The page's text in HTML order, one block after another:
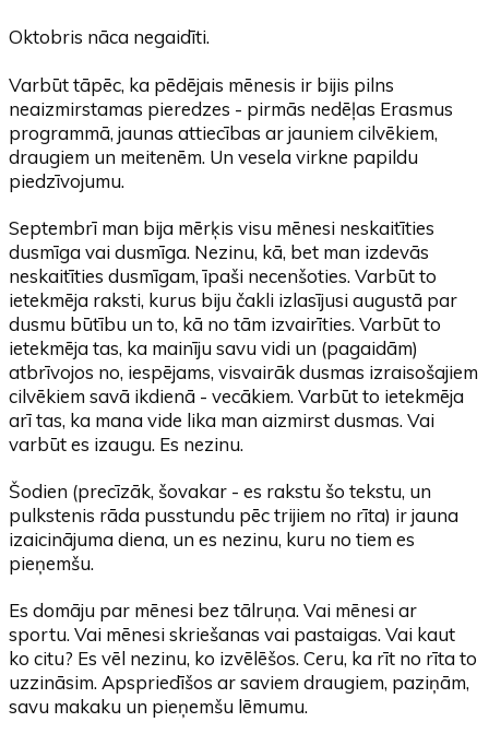
Oktobris nāca negaidīti.
Varbūt tāpēc, ka pēdējais mēnesis ir bijis pilns
neaizmirstamas pieredzes - pirmās nedēļas Erasmus
programmā, jaunas attiecības ar jauniem cilvēkiem,
draugiem un meitenēm. Un vesela virkne papildu
piedzīvojumu.
Septembrī man bija mērķis visu mēnesi neskaitīties
dusmīga vai dusmīga. Nezinu, kā, bet man izdevās
neskaitīties dusmīgam, īpaši necenšoties. Varbūt to
ietekmēja raksti, kurus biju čakli izlasījusi augustā par
dusmu būtību un to, kā no tām izvairīties. Varbūt to
ietekmēja tas, ka mainīju savu vidi un (pagaidām)
atbrīvojos no, iespējams, visvairāk dusmas izraisošajiem
cilvēkiem savā ikdienā - vecākiem. Varbūt to ietekmēja
arī tas, ka mana vide lika man aizmirst dusmas. Vai
varbūt es izaugu. Es nezinu.
Šodien (precīzāk, šovakar - es rakstu šo tekstu, un
pulkstenis rāda pusstundu pēc trijiem no rīta) ir jauna
izaicinājuma diena, un es nezinu, kuru no tiem es
pieņemšu.
Es domāju par mēnesi bez tālruņa. Vai mēnesi ar
sportu. Vai mēnesi skriešanas vai pastaigas. Vai kaut
ko citu? Es vēl nezinu, ko izvēlēšos. Ceru, ka rīt no rīta to
uzzināsim. Apspriedīšos ar saviem draugiem, paziņām,
savu makaku un pieņemšu lēmumu.